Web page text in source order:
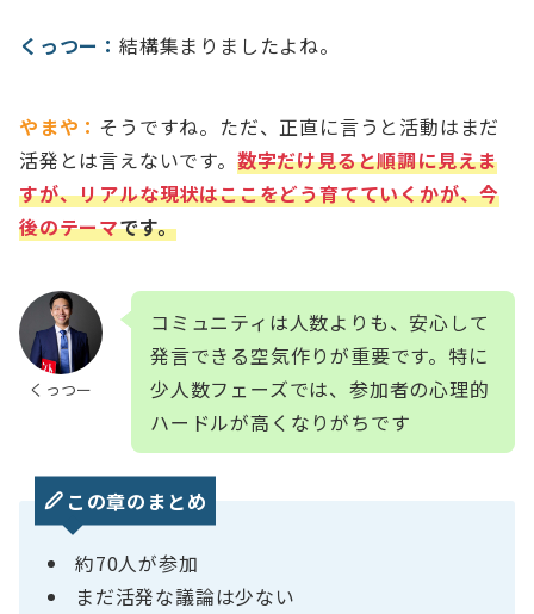
くっつー： 結構集まりましたよね。
やまや： そうですね。ただ、正直に言うと活動はまだ
活発とは言えないです。 数字だけ見ると順調に見えま
すが、リアルな現状はここをどう育てていくかが、今
後のテーマです。
くっつー
コミュニティは人数よりも、安心して
発言できる空気作りが重要です。特に
少人数フェーズでは、参加者の心理的
ハードルが高くなりがちです
この章のまとめ
約70人が参加
まだ活発な議論は少ない